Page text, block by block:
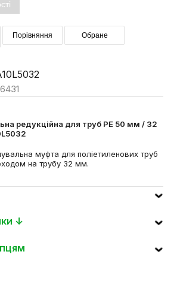
Порівняння Обране
редукційна для труб PE 50 мм / 32
муфта для поліетиленових труб
на трубу 32 мм.
↓